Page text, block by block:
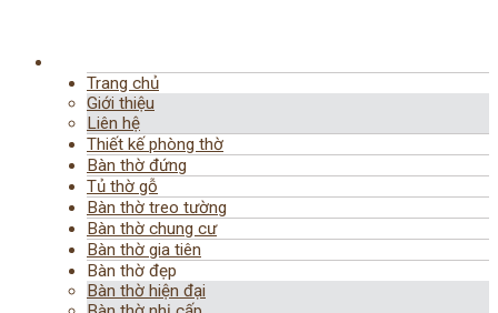
Trang chủ
Giới thiệu
Liên hệ
Thiết kế phòng thờ
Bàn thờ đứng
Tủ thờ gỗ
Bàn thờ treo tường
Bàn thờ chung cư
Bàn thờ gia tiên
Bàn thờ đẹp
Bàn thờ hiện đại